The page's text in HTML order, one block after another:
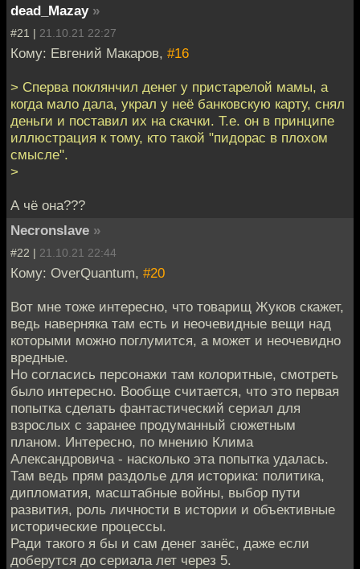
dead_Mazay »
#21 | 21.10.21 22:27
Кому: Евгений Макаров, #16
> Сперва поклянчил денег у пристарелой мамы, а
когда мало дала, украл у неё банковскую карту, снял
деньги и поставил их на скачки. Т.е. он в принципе
иллюстрация к тому, кто такой "пидорас в плохом
смысле".
>
А чё она???
Necronslave »
#22 | 21.10.21 22:44
Кому: OverQuantum, #20
Вот мне тоже интересно, что товарищ Жуков скажет,
ведь наверняка там есть и неочевидные вещи над
которыми можно поглумится, а может и неочевидно
вредные.
Но согласись персонажи там колоритные, смотреть
было интересно. Вообще считается, что это первая
попытка сделать фантастический сериал для
взрослых с заранее продуманный сюжетным
планом. Интересно, по мнению Клима
Александровича - насколько эта попытка удалась.
Там ведь прям раздолье для историка: политика,
дипломатия, масштабные войны, выбор пути
развития, роль личности в истории и объективные
исторические процессы.
Ради такого я бы и сам денег занёс, даже если
доберутся до сериала лет через 5.